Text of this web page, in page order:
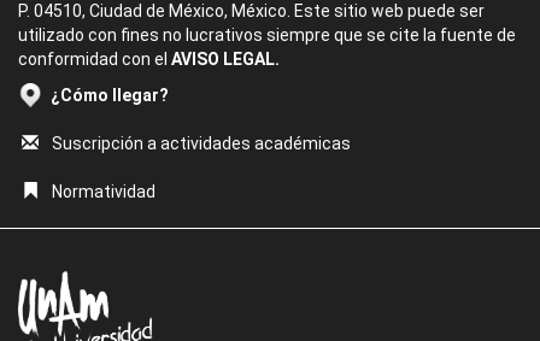
P. 04510, Ciudad de México, México. Este sitio web puede ser
utilizado con fines no lucrativos siempre que se cite la fuente de
conformidad con el AVISO LEGAL.
¿Cómo llegar?
Suscripción a actividades académicas
Normatividad